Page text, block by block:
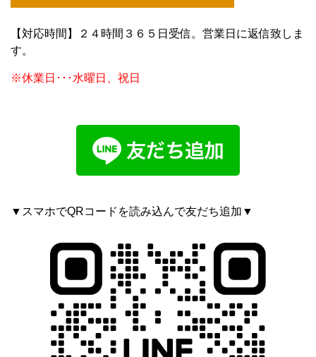
【対応時間】２４時間３６５日受信。営業日に返信致しま
す。
※休業日･･･水曜日、祝日
▼スマホでQRコードを読み込んで友だち追加▼